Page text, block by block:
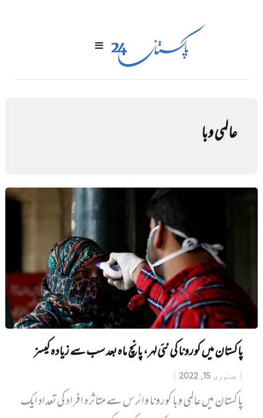
عالمی وبا
پاکستان میں کورونا کی نئی لہر، پانچ ماہ بعد سب سے زیادہ کیسز
جنوری 15, 2022
پاکستان میں عالمی وبا کورونا وائرس سے متاثرہ افراد کی تعداد ایک